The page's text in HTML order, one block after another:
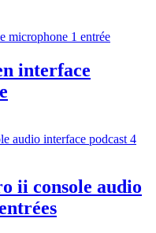
interface
ii console audio